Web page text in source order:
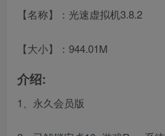
【名称】：光速虚拟机3.8.2
【大小】：944.01M
介绍:
1、永久会员版